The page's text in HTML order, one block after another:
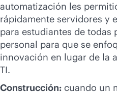
automatización les
rápidamente servidores y
para estudiantes de todas
personal para que se
innovación en lugar de la
TI.
Construcción: cuando un